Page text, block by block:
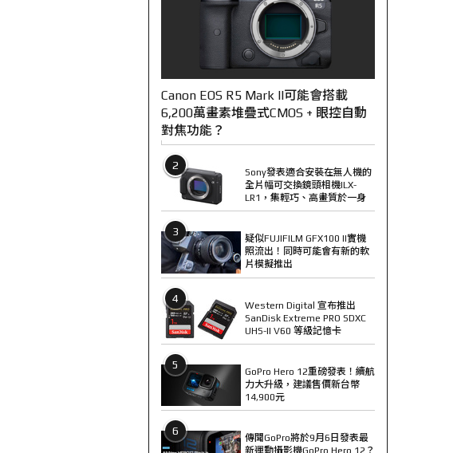
Canon EOS R5 Mark II可能會搭載
6,200萬畫素堆疊式CMOS + 眼控自動
對焦功能？
2
Sony發表適合安裝在無人機的
全片幅可交換鏡頭相機ILX-
LR1，集輕巧、高畫質於一身
3
疑似FUJIFILM GFX100 II實機
照流出！同時可能會有新的軟
片模擬推出
4
Western Digital 宣布推出
SanDisk Extreme PRO SDXC
UHS-II V60 等級記憶卡
5
GoPro Hero 12重磅發表！續航
力大升級，建議售價新台幣
14,900元
6
傳聞GoPro將於9月6日發表最